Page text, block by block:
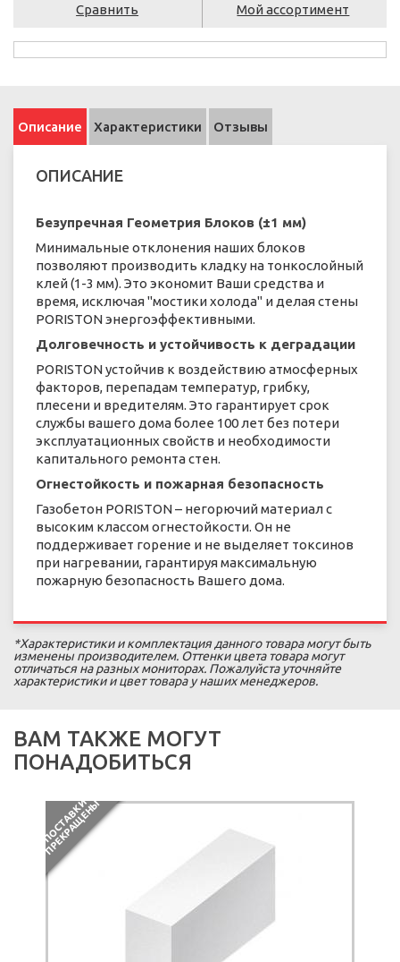
Сравнить Мой ассортимент
Описание Характеристики Отзывы
ОПИСАНИЕ
Безупречная Геометрия Блоков (±1 мм)
Минимальные отклонения наших блоков
позволяют производить кладку на тонкослойный
клей (1-3 мм). Это экономит Ваши средства и
время, исключая "мостики холода" и делая стены
PORISTON энергоэффективными.
Долговечность и устойчивость к деградации
PORISTON устойчив к воздействию атмосферных
факторов, перепадам температур, грибку,
плесени и вредителям. Это гарантирует срок
службы вашего дома более 100 лет без потери
эксплуатационных свойств и необходимости
капитального ремонта стен.
Огнестойкость и пожарная безопасность
Газобетон PORISTON – негорючий материал с
высоким классом огнестойкости. Он не
поддерживает горение и не выделяет токсинов
при нагревании, гарантируя максимальную
пожарную безопасность Вашего дома.
*Характеристики и комплектация данного товара могут быть
изменены производителем. Оттенки цвета товара могут
отличаться на разных мониторах. Пожалуйста уточняйте
характеристики и цвет товара у наших менеджеров.
ВАМ ТАКЖЕ МОГУТ
ПОНАДОБИТЬСЯ
П
О
С
Т
А
В
К
И
П
Р
Е
К
Р
А
Щ
Е
Н
Ы